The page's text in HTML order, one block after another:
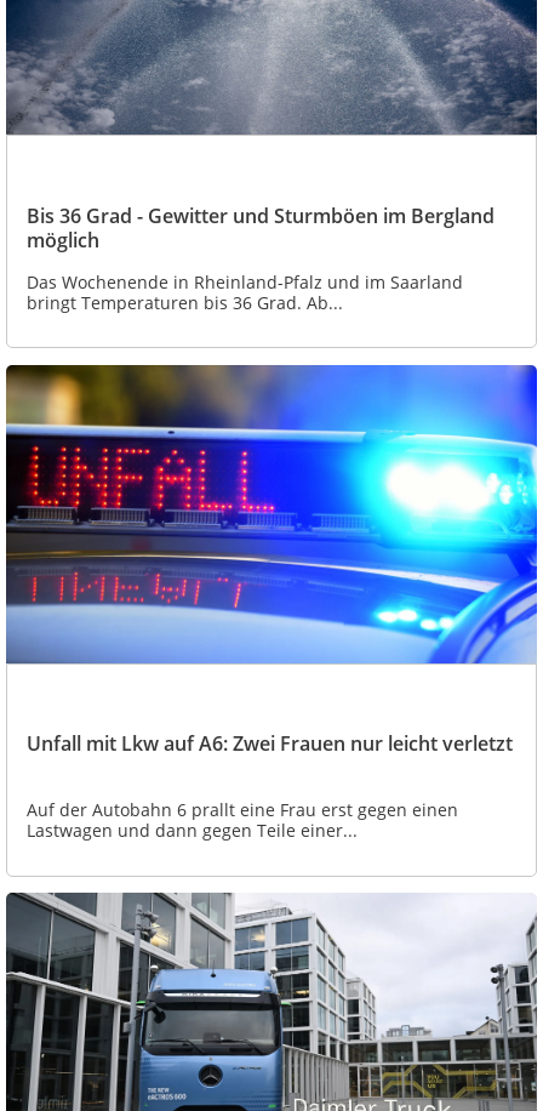
Bis 36 Grad - Gewitter und Sturmböen im Bergland
möglich
Das Wochenende in Rheinland-Pfalz und im Saarland
bringt Temperaturen bis 36 Grad. Ab...
Unfall mit Lkw auf A6: Zwei Frauen nur leicht verletzt
Auf der Autobahn 6 prallt eine Frau erst gegen einen
Lastwagen und dann gegen Teile einer...